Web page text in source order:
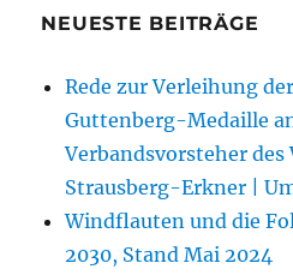
NEUESTE BEITRÄGE
Rede zur Verleihung
Guttenberg-Medaille
Verbandsvorsteher des
Strausberg-Erkner |
Windflauten und die
2030, Stand Mai 2024